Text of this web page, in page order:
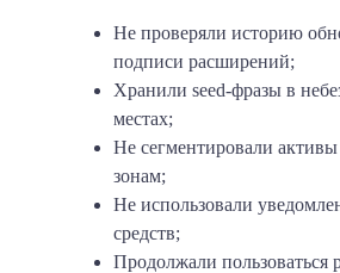
Не проверяли историю
подписи расширений;
Хранили seed-фразы в
местах;
Не сегментировали
зонам;
Не использовали
средств;
Продолжали пользоваться